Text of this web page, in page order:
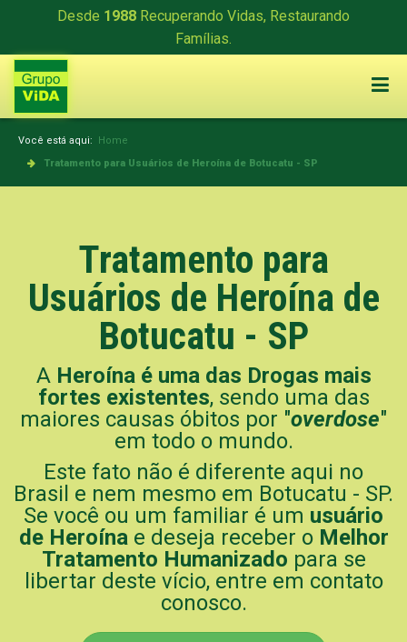
Desde 1988 Recuperando Vidas, Restaurando
Famílias.
Você está aqui: Home
Tratamento para Usuários de Heroína de Botucatu - SP
Tratamento para
Usuários de Heroína de
Botucatu - SP
A Heroína é uma das Drogas mais
fortes existentes, sendo uma das
maiores causas óbitos por "overdose"
em todo o mundo.
Este fato não é diferente aqui no
Brasil e nem mesmo em Botucatu - SP.
Se você ou um familiar é um usuário
de Heroínae deseja receber o Melhor
Tratamento Humanizado para se
libertar deste vício, entre em contato
conosco.